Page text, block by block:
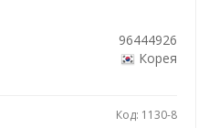
96444926
Корея
Код: 1130-8